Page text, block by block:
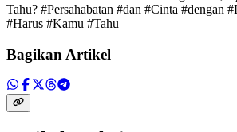
Tahu? #Persahabatan #dan #Cinta #dengan
#Harus #Kamu #Tahu
Bagikan Artikel